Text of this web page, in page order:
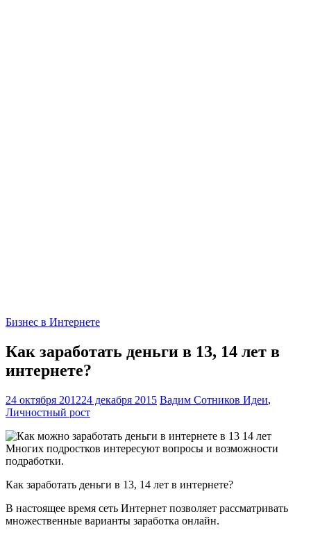
Бизнес в Интернете
Как заработать деньги в 13, 14 лет в
интернете?
24 октября 201224 декабря 2015 Вадим Сотников Идеи,
Личностный рост
Многих подростков интересуют вопросы и возможности
подработки.
Как заработать деньги в 13, 14 лет в интернете?
В настоящее время сеть Интернет позволяет рассматривать
множественные варианты заработка онлайн.